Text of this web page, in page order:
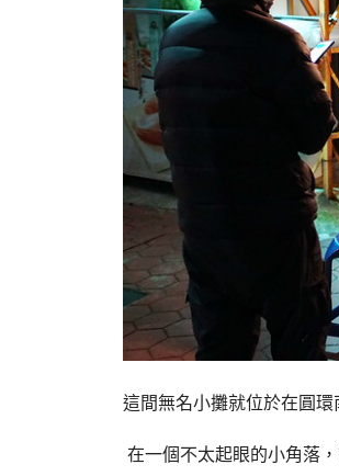
這間無名小攤就位於在圓
在一個不太起眼的小角落